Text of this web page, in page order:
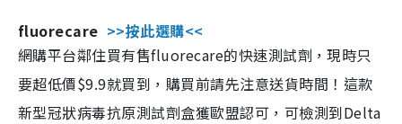
fluorecare >>按此選購<<
網購平台鄰住買有售fluorecare的快速測試劑，現時只
要超低價$9.9就買到，購買前請先注意送貨時間！這款
新型冠狀病毒抗原測試劑盒獲歐盟認可，可檢測到Delta